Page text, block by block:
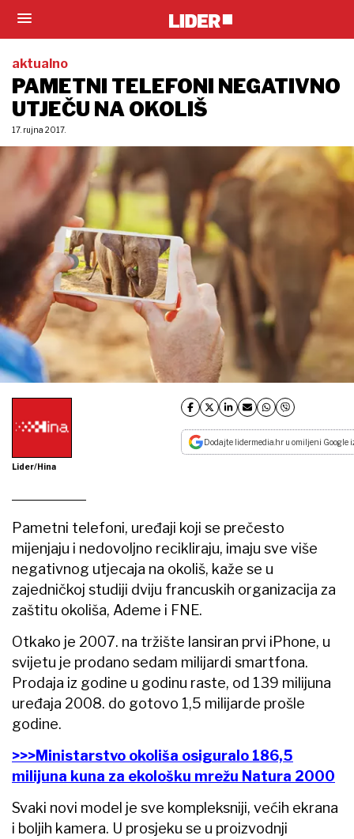
aktualno
PAMETNI TELEFONI NEGATIVNO
UTJEČU NA OKOLIŠ
17. rujna 2017.
Lider/Hina
Dodajte lidermedia.hr u omiljeni Google
Pametni telefoni, uređaji koji se prečesto
mijenjaju i nedovoljno recikliraju, imaju sve više
negativnog utjecaja na okoliš, kaže se u
zajedničkoj studiji dviju francuskih organizacija za
zaštitu okoliša, Ademe i FNE.
Otkako je 2007. na tržište lansiran prvi iPhone, u
svijetu je prodano sedam milijardi smartfona.
Prodaja iz godine u godinu raste, od 139 milijuna
uređaja 2008. do gotovo 1,5 milijarde prošle
godine.
>>>Ministarstvo okoliša osiguralo 186,5
milijuna kuna za ekološku mrežu Natura 2000
Svaki novi model je sve kompleksniji, većih ekrana
i boljih kamera. U prosjeku se u proizvodnji